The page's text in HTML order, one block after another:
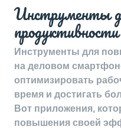
Инструменты
продуктивности
Инструменты для
на деловом
оптимизировать
время и достигать
Вот приложения,
повышения своей